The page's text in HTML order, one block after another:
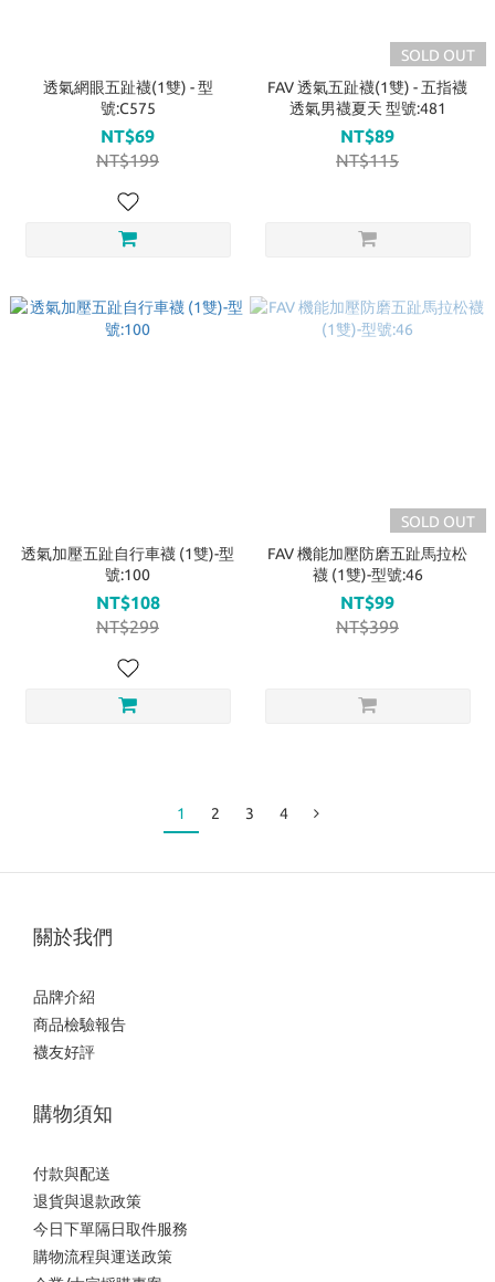
透氣網眼五趾襪(1雙) - 型
號:C575
NT$69
NT$199
SOLD OUT
FAV 透氣五趾襪(1雙) - 五指襪
透氣男襪夏天 型號:481
NT$89
NT$115
透氣加壓五趾自行車襪 (1雙)-型
號:100
NT$108
NT$299
SOLD OUT
FAV 機能加壓防磨五趾馬拉松
襪 (1雙)-型號:46
NT$99
NT$399
1 2 3 4
關於我們
品牌介紹
商品檢驗報告
襪友好評
購物須知
付款與配送
退貨與退款政策
今日下單隔日取件服務
購物流程與運送政策